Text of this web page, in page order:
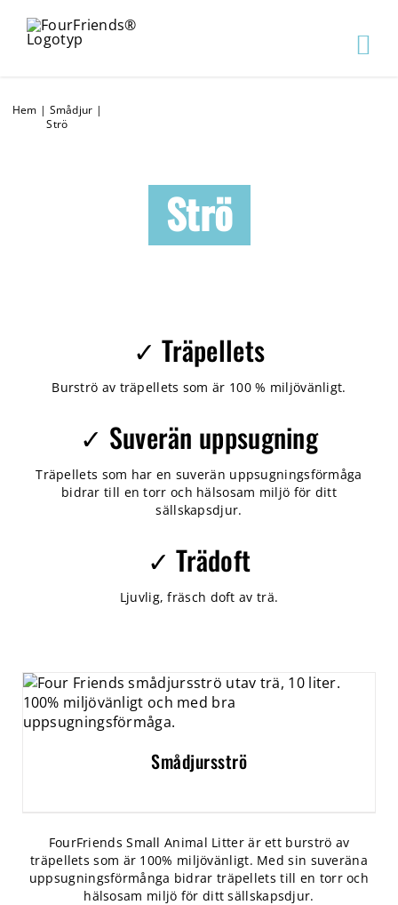
Hem | Smådjur |
Strö
Strö
✓ Träpellets
Burströ av träpellets som är 100 % miljövänligt.
✓ Suverän uppsugning
Träpellets som har en suverän uppsugningsförmåga
bidrar till en torr och hälsosam miljö för ditt
sällskapsdjur.
✓ Trädoft
Ljuvlig, fräsch doft av trä.
Smådjursströ
FourFriends Small Animal Litter är ett burströ av
träpellets som är 100% miljövänligt. Med sin suveräna
uppsugningsförmånga bidrar träpellets till en torr och
hälsosam miljö för ditt sällskapsdjur.